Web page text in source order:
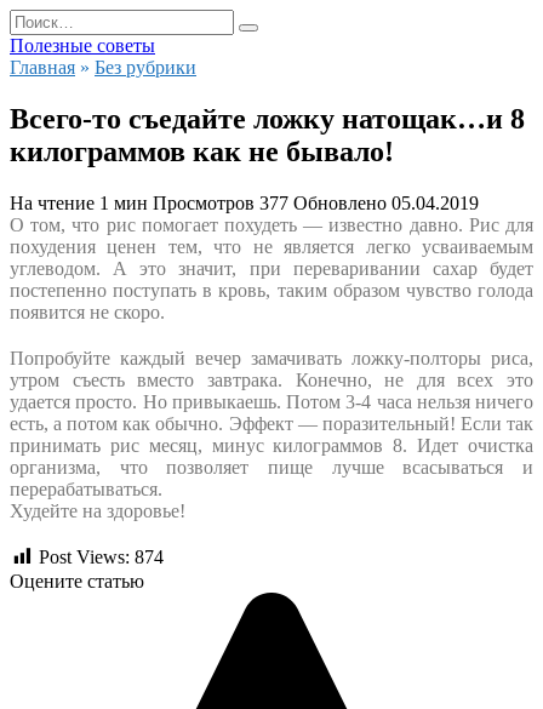
Перейти
к
содержанию
Search
for:
Полезные советы
Главная » Без рубрики
Всего-то съедайте ложку натощак…и 8
килограммов как не бывало!
На чтение 1 мин Просмотров 377 Обновлено 05.04.2019
О том, что рис помогает похудеть — известно давно. Рис для
похудения ценен тем, что не является легко усваиваемым
углеводом. А это значит, при переваривании сахар будет
постепенно поступать в кровь, таким образом чувство голода
появится не скоро.
Попробуйте каждый вечер замачивать ложку-полторы риса,
утром съесть вместо завтрака. Конечно, не для всех это
удается просто. Но привыкаешь. Потом 3-4 часа нельзя ничего
есть, а потом как обычно. Эффект — поразительный! Если так
принимать рис месяц, минус килограммов 8. Идет очистка
организма, что позволяет пище лучше всасываться и
перерабатываться.
Худейте на здоровье!
Post Views: 874
Оцените статью